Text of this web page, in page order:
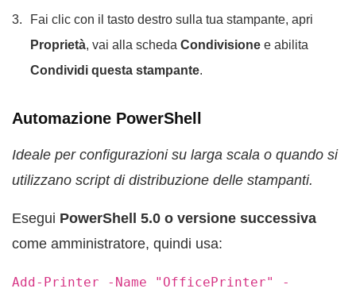
Fai clic con il tasto destro sulla tua stampante, apri
Proprietà, vai alla scheda Condivisione e abilita
Condividi questa stampante.
Automazione PowerShell
Ideale per configurazioni su larga scala o quando si
utilizzano script di distribuzione delle stampanti.
Esegui PowerShell 5.0 o versione successiva
come amministratore, quindi usa:
Add-Printer -Name "OfficePrinter" -